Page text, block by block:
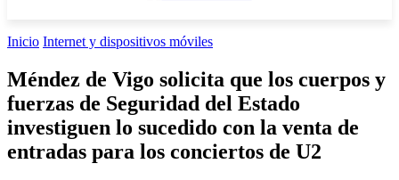
Inicio Internet y dispositivos móviles
Méndez de Vigo solicita que los cuerpos y
fuerzas de Seguridad del Estado
investiguen lo sucedido con la venta de
entradas para los conciertos de U2